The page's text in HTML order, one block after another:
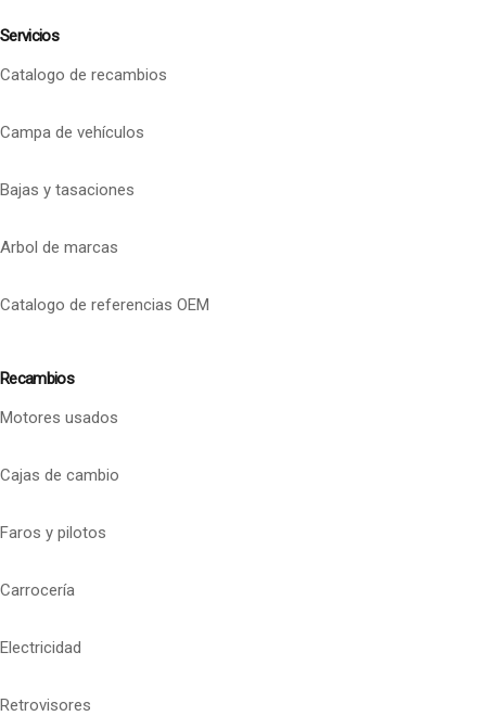
Servicios
Catalogo de recambios
Campa de vehículos
Bajas y tasaciones
Arbol de marcas
Catalogo de referencias OEM
Recambios
Motores usados
Cajas de cambio
Faros y pilotos
Carrocería
Electricidad
Retrovisores